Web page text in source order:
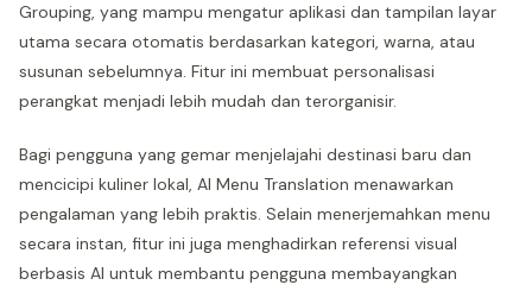
Grouping, yang mampu mengatur aplikasi dan tampilan layar
utama secara otomatis berdasarkan kategori, warna, atau
susunan sebelumnya. Fitur ini membuat personalisasi
perangkat menjadi lebih mudah dan terorganisir.
Bagi pengguna yang gemar menjelajahi destinasi baru dan
mencicipi kuliner lokal, AI Menu Translation menawarkan
pengalaman yang lebih praktis. Selain menerjemahkan menu
secara instan, fitur ini juga menghadirkan referensi visual
berbasis AI untuk membantu pengguna membayangkan